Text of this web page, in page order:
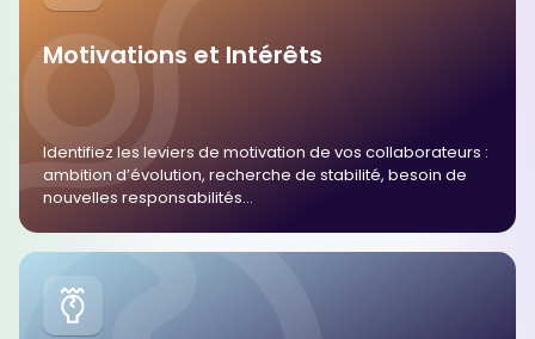
Motivations et Intérêts
Identifiez les leviers de motivation de vos collaborateurs :
ambition d’évolution, recherche de stabilité, besoin de
nouvelles responsabilités…